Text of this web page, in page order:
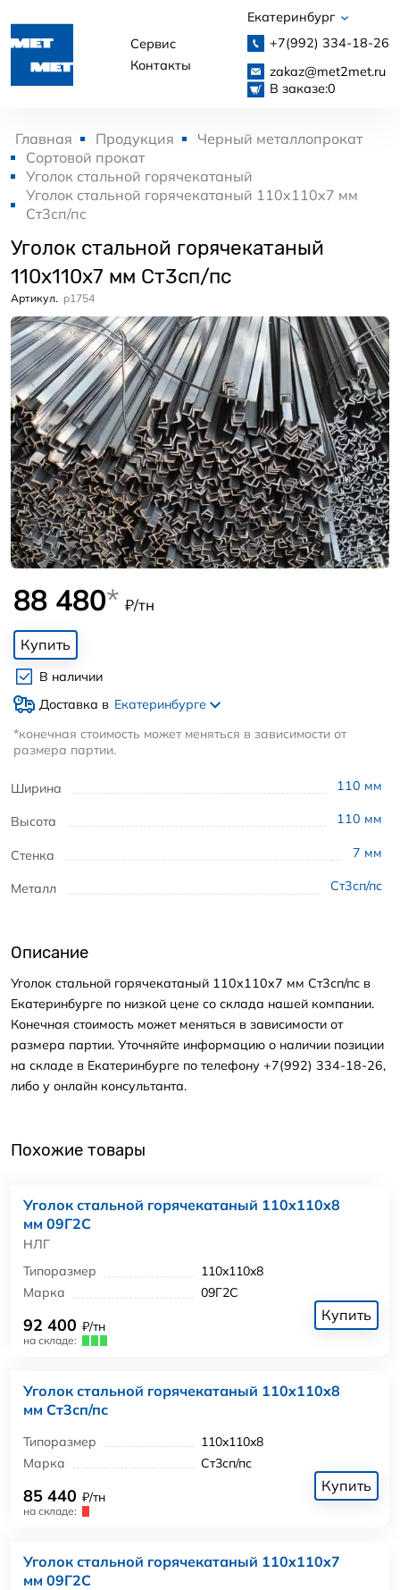
Сервис
Контакты
Екатеринбург
+7(992) 334-18-26
zakaz@met2met.ru
В заказе:0
Главная Продукция
Черный металлопрокат
Сортовой прокат
Уголок стальной горячекатаный
Уголок стальной горячекатаный 110x110x7 мм
Ст3сп/пс
Уголок стальной горячекатаный
110x110x7 мм Ст3сп/пс
Артикул. p1754
Ширина 110 мм
Высота 110 мм
Стенка 7 мм
Металл Ст3сп/пс
88 480* ₽/тн
Купить
В наличии
Доставка в Екатеринбурге
*конечная стоимость может меняться в зависимости от
размера партии.
Описание
Уголок стальной горячекатаный 110x110x7 мм Ст3сп/пс в
Екатеринбурге по низкой цене со склада нашей компании.
Конечная стоимость может меняться в зависимости от
размера партии. Уточняйте информацию о наличии позиции
на складе в Екатеринбурге по телефону +7(992) 334-18-26,
либо у онлайн консультанта.
Похожие товары
Уголок стальной горячекатаный 110x110x8
мм 09Г2С
НЛГ
Типоразмер
110x110x8
Марка
09Г2С
92 400 ₽/тн
на складе:
Купить
Уголок стальной горячекатаный 110x110x8
мм Ст3сп/пс
Типоразмер
110x110x8
Марка
Ст3сп/пс
85 440 ₽/тн
на складе:
Купить
Уголок стальной горячекатаный 110x110x7
мм 09Г2С